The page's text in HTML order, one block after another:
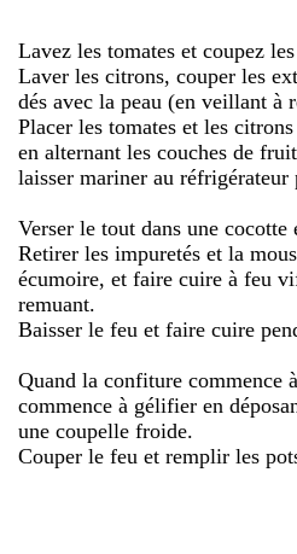
Lavez les tomates et coupez
Laver les citrons, couper les
dés avec la peau (en veillant à
Placer les tomates et les
en alternant les couches de
laisser mariner au réfrigérateur
Verser le tout dans une
Retirer les impuretés et la
écumoire, et faire cuire à feu
remuant.
Baisser le feu et faire cuire
Quand la confiture commence
commence à gélifier en
une coupelle froide.
Couper le feu et remplir les